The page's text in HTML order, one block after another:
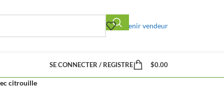
Devenir vendeur
SE CONNECTER / REGISTRE $0.00
citrouille